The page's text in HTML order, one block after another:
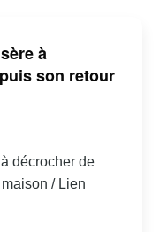
à
son retour
décrocher de
/ Lien